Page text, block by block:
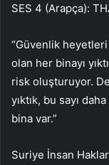
SES 4 (Arapça):
“Güvenlik
olan her binayı
risk oluşturuyor.
yıktık, bu sayı
bina var.”
Suriye İnsan